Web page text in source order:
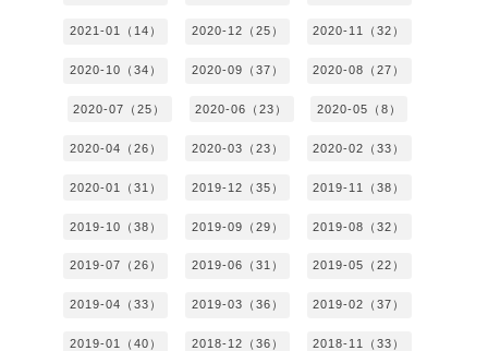
2021-01（14） 2020-12（25） 2020-11（32）
2020-10（34） 2020-09（37） 2020-08（27）
2020-07（25） 2020-06（23） 2020-05（8）
2020-04（26） 2020-03（23） 2020-02（33）
2020-01（31） 2019-12（35） 2019-11（38）
2019-10（38） 2019-09（29） 2019-08（32）
2019-07（26） 2019-06（31） 2019-05（22）
2019-04（33） 2019-03（36） 2019-02（37）
2019-01（40） 2018-12（36） 2018-11（33）